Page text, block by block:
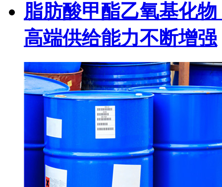
脂肪酸甲酯乙氧基化
高端供给能力不断增强